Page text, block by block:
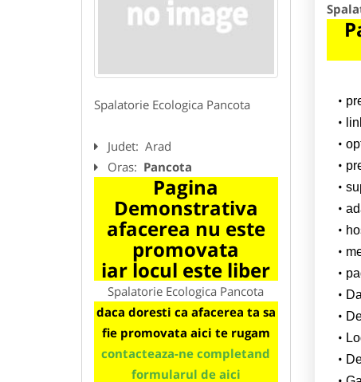
Spalatorie Ecologica Pancota
Judet: Arad
Oras: Pancota
Pagina
Demonstrativa
afacerea nu este
promovata
iar locul este liber
Spalatorie Ecologica Pancota
daca doresti ca afacerea ta sa
fie promovata aici te rugam
contacteaza-ne completand
formularul de aici